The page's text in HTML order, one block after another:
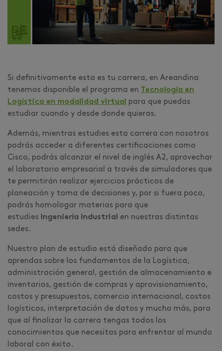
Si definitivamente esta es tu carrera, en Areandina
tenemos disponible el programa en Tecnología en
Logística en modalidad virtual para que puedas
estudiar cuando y desde donde quieras.
Además, mientras estudies esta carrera con nosotros
podrás acceder a diferentes certificaciones como
Cisco, podrás alcanzar el nivel de inglés A2, aprovechar
el laboratorio empresarial a través de simuladores que
te permitirán realizar ejercicios prácticos de
planeación y toma de decisiones y, por si fuera poco,
podrás homologar materias para que
estudies Ingeniería Industrial en nuestras distintas
sedes.
Nuestro plan de estudio está diseñado para que
aprendas sobre los fundamentos de la Logística,
administración general, gestión de almacenamiento e
inventarios, gestión de compras y aprovisionamiento,
costos y presupuestos, comercio internacional, costos
logísticos, interpretación de datos y mucho más, para
que al finalizar la carrera tengas todos los
conocimientos que necesitas para enfrentar al mundo
laboral con éxito.